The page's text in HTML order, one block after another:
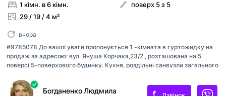
1 кімн. в 6 кімн.
29 / 19 / 4 м²
поверх 5 з 5
вчора
#9785078 До вашої уваги пропонується 1 -кімната в гуртожидку на
продаж за адресою: вул. Януша Корчака,23/2 , розташована на 5
поверсі 5-поверхового будинку. Кухня, роздільні санвузли загального
Дуже світла та простора, гарна шумоізоляція. Гарні ,привітні сусіди!
Чудова інфраструктура. У пішій доступності магазини, школи, кафе,
Богданенко Людмила